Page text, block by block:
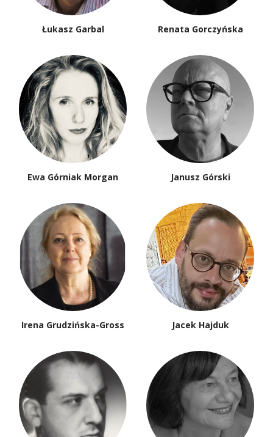
Łukasz Garbal Renata Gorczyńska
Ewa Górniak Morgan Janusz Górski
Irena Grudzińska-Gross Jacek Hajduk